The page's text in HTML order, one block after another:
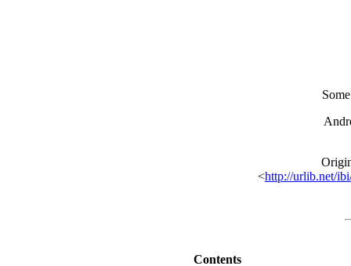
<http://urlib.net/
Contents